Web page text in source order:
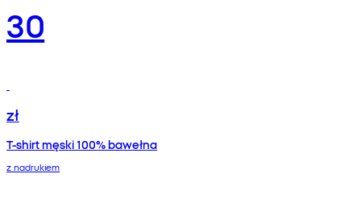
30
zł
T-shirt męski 100% bawełna
z nadrukiem